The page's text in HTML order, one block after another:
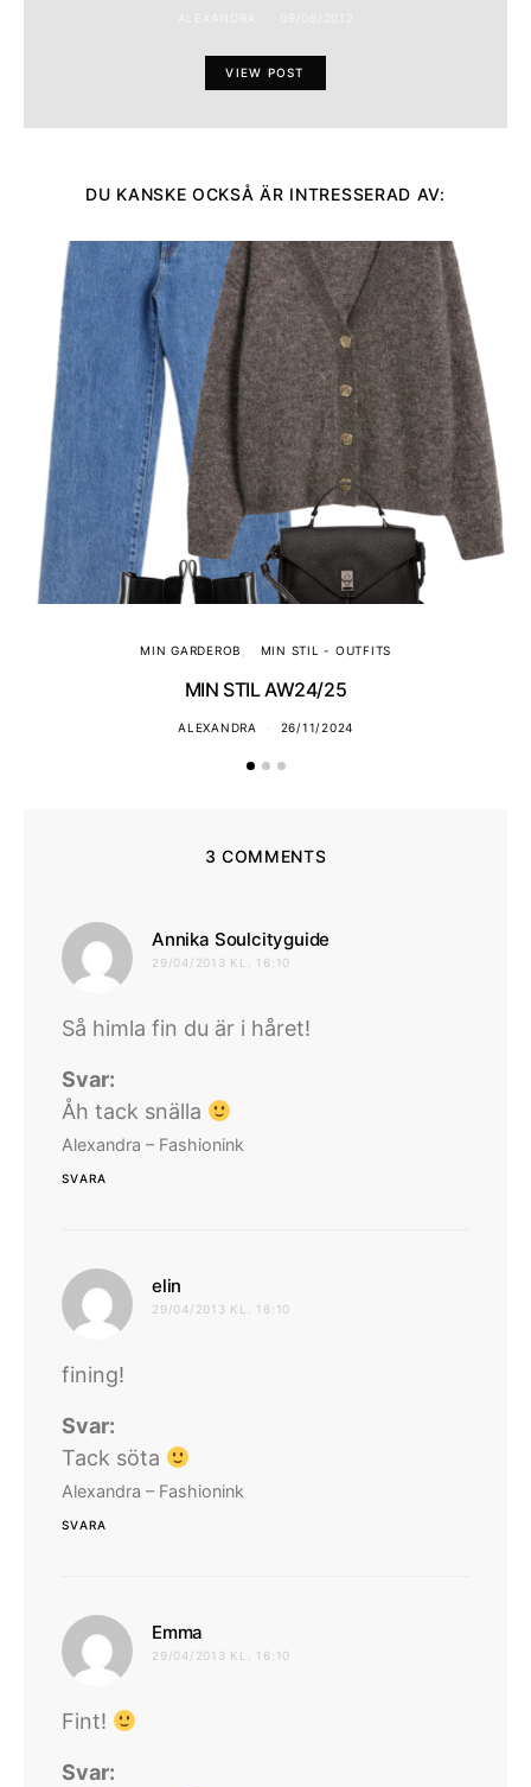
VIEW POST
DU KANSKE OCKSÅ ÄR INTRESSERAD AV:
MIN GARDEROB MIN STIL - OUTFITS
MIN STIL AW24/25
ALEXANDRA 26/11/2024
3 COMMENTS
Annika Soulcityguide
29/04/2013 KL. 16:10
Så himla fin du är i håret!
Svar:
Åh tack snälla
Alexandra – Fashionink
SVARA
elin
29/04/2013 KL. 16:10
fining!
Svar:
Tack söta
Alexandra – Fashionink
SVARA
Emma
29/04/2013 KL. 16:10
Fint!
Svar: